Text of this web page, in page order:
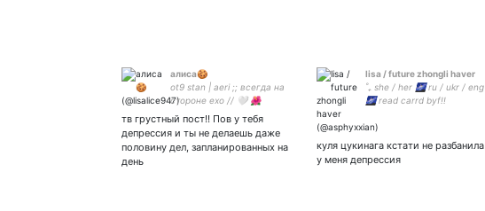
алиса🍪
ot9 stan | aeri ;; всегда на
стороне exo // 🤍 🌺
chocolate vanilla🌺
тв грустный пост!! Пов у тебя
депрессия и ты не делаешь даже
половину дел, запланированных на
день
lisa / future zhongli haver
˚₊ she / her 🌌 ru / ukr / eng
🌌 read carrd byf!!
куля цукинага кстати не разбанила
у меня депрессия